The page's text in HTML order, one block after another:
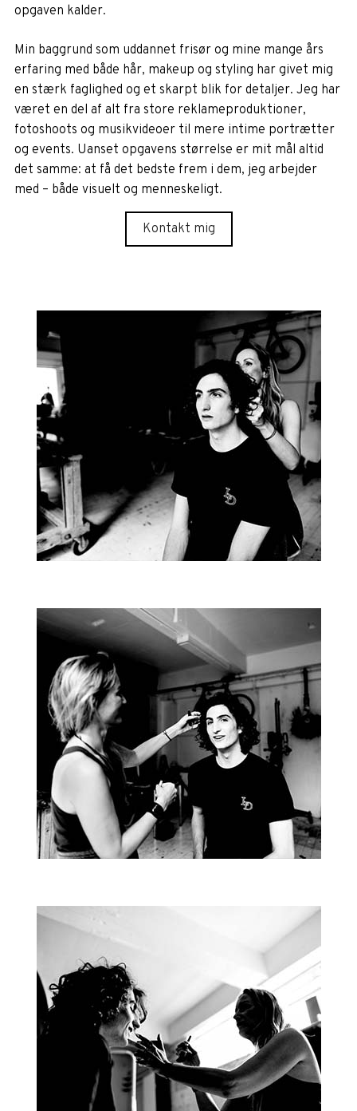
opgaven kalder.
Min baggrund som uddannet frisør og mine mange års
erfaring med både hår, makeup og styling har givet mig
en stærk faglighed og et skarpt blik for detaljer. Jeg har
været en del af alt fra store reklameproduktioner,
fotoshoots og musikvideoer til mere intime portrætter
og events. Uanset opgavens størrelse er mit mål altid
det samme: at få det bedste frem i dem, jeg arbejder
med – både visuelt og menneskeligt.
Kontakt mig